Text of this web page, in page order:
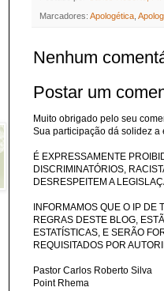
Marcadores: Apologética
Nenhum
Postar um
Muito obrigado pelo seu
Sua participação dá solidez a
É EXPRESSAMENTE
DISCRIMINATÓRIOS,
DESRESPEITEM A
INFORMAMOS QUE O IP DE
REGRAS DESTE BLOG,
ESTATÍSTICAS, E SERÃO
REQUISITADOS POR
Pastor Carlos Roberto Silva
Point Rhema